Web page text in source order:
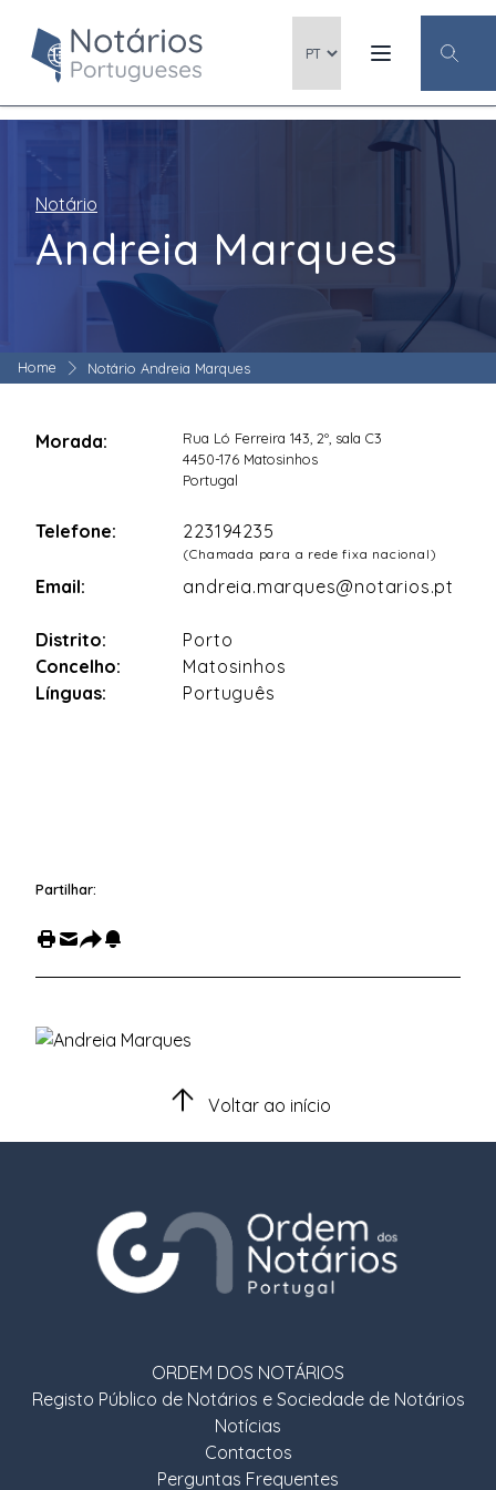
Notário
Andreia Marques
Home Notário Andreia Marques
Morada:
Rua Ló Ferreira 143, 2º, sala C3
4450-176 Matosinhos
Portugal
Telefone: 223194235
(Chamada para a rede fixa nacional)
Email: andreia.marques@notarios.pt
Distrito:
Porto
Concelho:
Matosinhos
Línguas:
Português
Partilhar:
Voltar ao início
ORDEM DOS NOTÁRIOS
Registo Público de Notários e Sociedade de Notários
Notícias
Contactos
Perguntas Frequentes